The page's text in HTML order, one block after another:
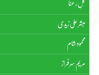
گلِ رعنا
مبشر علی زیدی
محمود شام
مریم سرفراز